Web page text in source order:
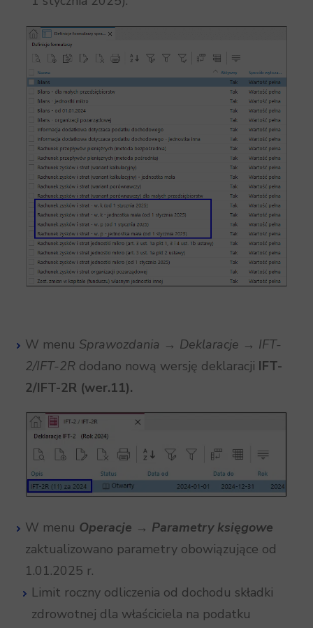
W menu Sprawozdania → Deklaracje → IFT-
2/IFT-2R dodano nową wersję deklaracji IFT-
2/IFT-2R (wer.11).
W menu Operacje → Parametry księgowe
zaktualizowano parametry obowiązujące od
1.01.2025 r.
Limit roczny odliczenia od dochodu składki
zdrowotnej dla właściciela na podatku